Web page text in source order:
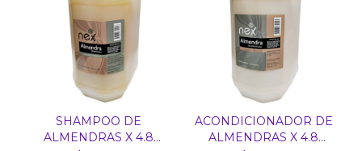
SHAMPOO DE
ALMENDRAS X 4.8
ACONDICIONADOR DE
ALMENDRAS X 4.8